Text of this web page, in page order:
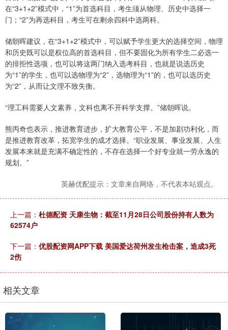
在“3+1+2”模式中，“1”为首选科目，考生须从物理、历史中选择一
门；“2”为再选科目，考生可在剩余四科中选两科。
储朝晖建议，在“3+1+2”模式中，可以赋予学生更大的选择空间，物理
和历史既可以是权位高的首选科目，但不要固化为所有学生二必选一
的排拒性选项，也可以将这两门纳入选考科目，也就是说选历史
为“1”的学生，也可以选物理为“2”，选物理为“1”的，也可以选历史
为“2”，从而让文理不致失衡。
“理工科需要人文素养，文科也离不开科学支撑。”储朝晖说。
熊丙奇也表示，推进教育进步，扩大教育公平，不是加剧功利化，而
是推进教育改革，拓宽学生的成才选择。“职业发展、事业发展、人生
发展本来就是充满不确定性的，不存在选择一个好专业就一劳永逸的
规划。”
英赫优配提示：文章来自网络，不代表本站观点。
上一篇： 杜德配资 天康生物：截至11月28日公司股份持有人数为
62574户
下一篇： 优股配资网APP下载 美国爱达荷州发生枪击案，造成3死
2伤
相关文章